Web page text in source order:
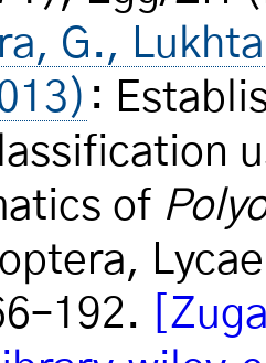
G.,
:
of